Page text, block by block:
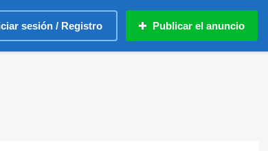
sesión / Registro Publicar el anuncio